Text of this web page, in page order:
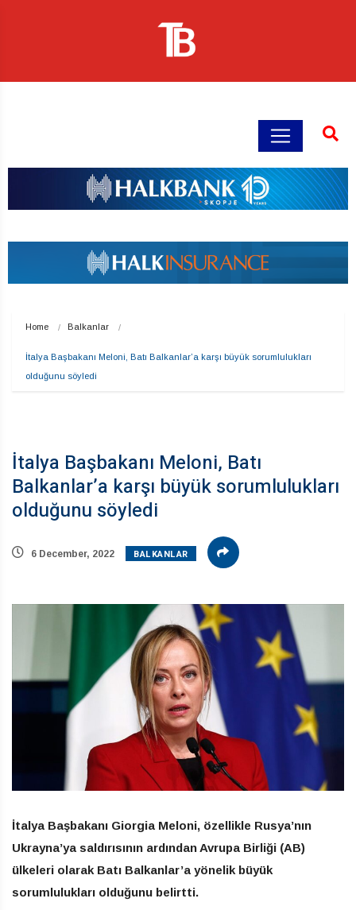
Home Balkanlar
İtalya Başbakanı Meloni, Batı Balkanlar’a karşı büyük sorumlulukları
olduğunu söyledi
İtalya Başbakanı Meloni, Batı
Balkanlar’a karşı büyük sorumlulukları
olduğunu söyledi
6 December, 2022 BALKANLAR
İtalya Başbakanı Giorgia Meloni, özellikle Rusya’nın
Ukrayna’ya saldırısının ardından Avrupa Birliği (AB)
ülkeleri olarak Batı Balkanlar’a yönelik büyük
sorumlulukları olduğunu belirtti.